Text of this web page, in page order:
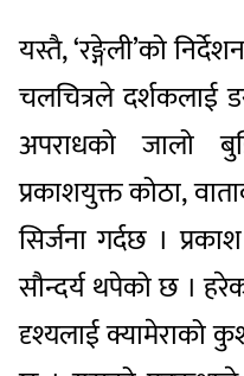
यस्तै, ‘रङ्गेली’को
चलचित्रले दर्शकलाई
अपराधको जालो
प्रकाशयुक्त कोठा,
सिर्जना गर्दछ ।
सौन्दर्य थपेको छ ।
दृश्यलाई क्यामेराको